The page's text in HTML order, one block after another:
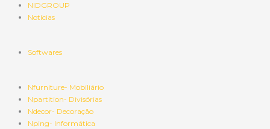
NIDGROUP
Notícias
Softwares
Nfurniture- Mobiliário
Npartition- Divisórias
Ndecor- Decoração
Nping- Informática